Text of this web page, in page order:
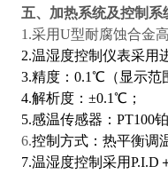
五、加热系统及控制系
1.采用U型耐腐蚀合金
2.温湿度控制仪表采用
3.精度：0.1℃（显示范
4.解析度：±0.1℃；
5.感温传感器： PT100
6.控制方式：热平衡调
7.温湿度控制采用P.I.D